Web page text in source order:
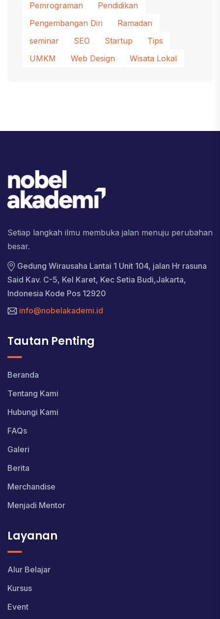
Pemrograman
Pendidikan
Pengembangan Diri
Ramadan
seminar
SEO Startup
Tips
UMKM
Web Design Wisata Lokal
Setiap langkah ilmu membuka jalan menuju perubahan
besar.
Gedung Wirausaha Lantai 1 Unit 104, jalan Hr rasuna
Said Kav. C-5, Kel Karet, Kec Setia Budi,Jakarta,
Indonesia Kode Pos 12920
info@nobelakademi.id
Tautan Penting
Beranda
Tentang Kami
Hubungi Kami
FAQs
Galeri
Berita
Merchandise
Menjadi Mentor
Layanan
Alur Belajar
Kursus
Event